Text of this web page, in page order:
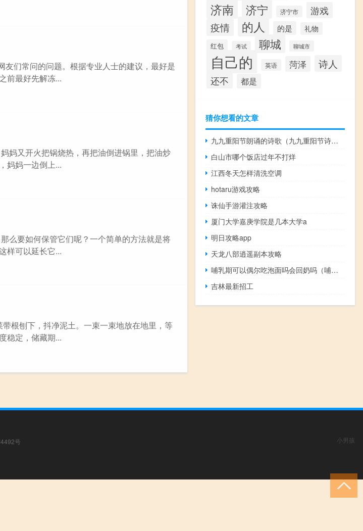
们常问的问题。根据专业人士的建议，最好是
前最好先解冻...
妈又开火把锅烧热，再把油倒进锅里，把油炒
妈妈一边倒上...
么要如何保管它们呢？一个简单的方法就是将
样可以延长它...
根刨下，抖净泥土。一束一束地放在地里，等
稳定，储藏期...
济南 济宁 济宁市 游戏
疫情 的人 的是
礼物
红包
考试 聊城 聊城市
自己的 英语 菏泽 诗人
还不 都是
猜你想看的文章
九九重阳节朗诵的诗歌（九九重阳节诗歌朗诵）
白山市哪个饭店过年不打烊
江西冬天怎样清洗空调
hotaru游戏攻略
诛仙手游灌注攻略
厦门大学嘉庚学院是几本大学a
明日攻略app
天龙八部逍遥副本攻略
哺乳期可以偶尔吃泡面吗会回奶吗（哺乳期可以偶尔吃泡面吗）
吉林最新招工
号
小男孩